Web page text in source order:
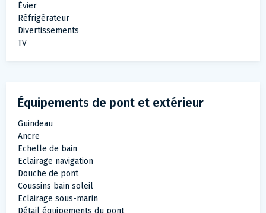
Évier
Réfrigérateur
Divertissements
TV
Équipements de pont et extérieur
Guindeau
Ancre
Echelle de bain
Eclairage navigation
Douche de pont
Coussins bain soleil
Eclairage sous-marin
Détail équipements du pont